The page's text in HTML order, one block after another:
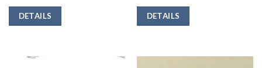
DETAILS DETAILS